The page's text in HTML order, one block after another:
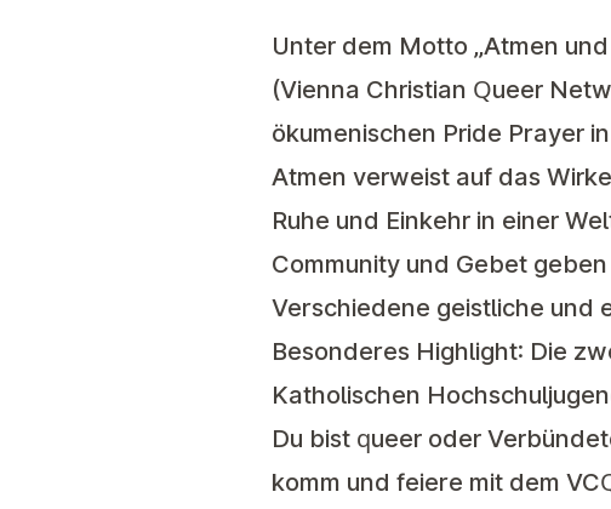
Unter dem Motto „Atmen
(Vienna Christian Queer
ökumenischen Pride Prayer
Atmen verweist auf das
Ruhe und Einkehr in einer
Community und Gebet
Verschiedene geistliche und
Besonderes Highlight: Die
Katholischen
Du bist queer oder
komm und feiere mit dem